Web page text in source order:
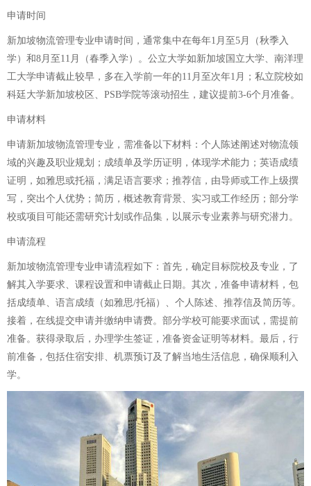
申请时间
新加坡物流管理专业申请时间，通常集中在每年1月至5月（秋季入
学）和8月至11月（春季入学）。公立大学如新加坡国立大学、南洋理
工大学申请截止较早，多在入学前一年的11月至次年1月；私立院校如
科廷大学新加坡校区、PSB学院等滚动招生，建议提前3-6个月准备。
申请材料
申请新加坡物流管理专业，需准备以下材料：个人陈述阐述对物流领
域的兴趣及职业规划；成绩单及学历证明，体现学术能力；英语成绩
证明，如雅思或托福，满足语言要求；推荐信，由导师或工作上级撰
写，突出个人优势；简历，概述教育背景、实习或工作经历；部分学
校或项目可能还需研究计划或作品集，以展示专业素养与研究潜力。
申请流程
新加坡物流管理专业申请流程如下：首先，确定目标院校及专业，了
解其入学要求、课程设置和申请截止日期。其次，准备申请材料，包
括成绩单、语言成绩（如雅思/托福）、个人陈述、推荐信及简历等。
接着，在线提交申请并缴纳申请费。部分学校可能要求面试，需提前
准备。获得录取后，办理学生签证，准备资金证明等材料。最后，行
前准备，包括住宿安排、机票预订及了解当地生活信息，确保顺利入
学。